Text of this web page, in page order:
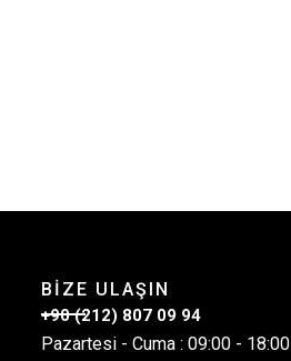
BİZE ULAŞIN
+90 (212) 807 09 94
Pazartesi - Cuma : 09:00 - 18:00